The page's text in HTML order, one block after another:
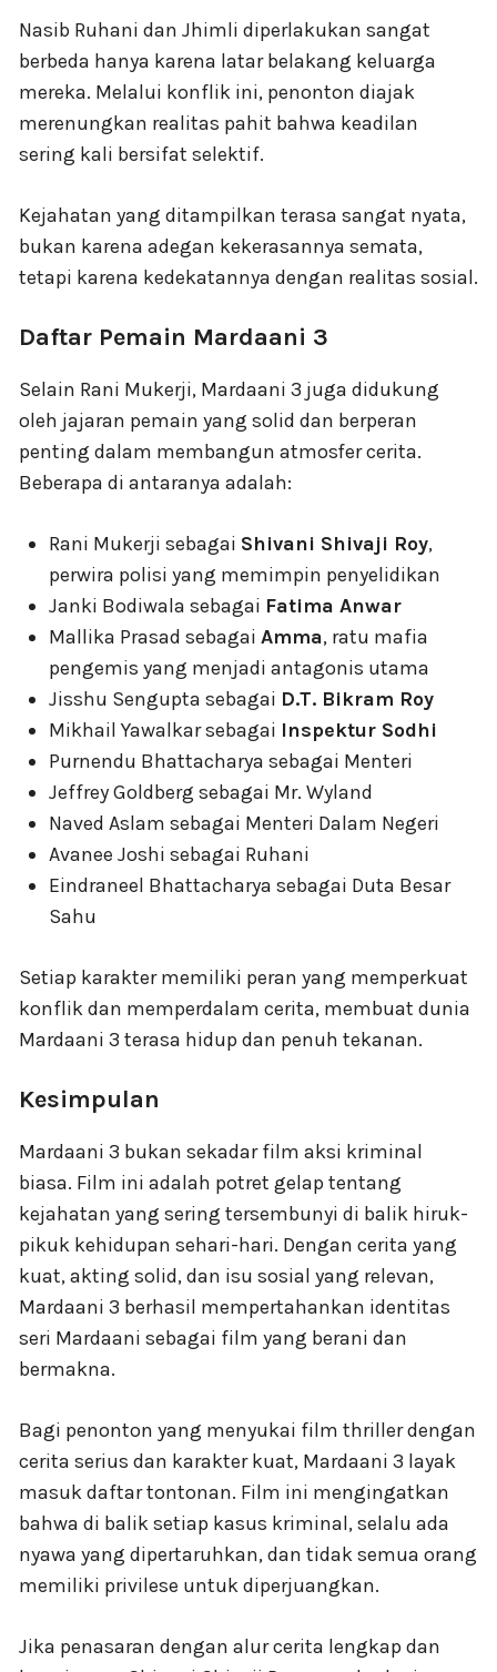
Nasib Ruhani dan Jhimli diperlakukan sangat
berbeda hanya karena latar belakang keluarga
mereka. Melalui konflik ini, penonton diajak
merenungkan realitas pahit bahwa keadilan
sering kali bersifat selektif.
Kejahatan yang ditampilkan terasa sangat nyata,
bukan karena adegan kekerasannya semata,
tetapi karena kedekatannya dengan realitas sosial.
Daftar Pemain Mardaani 3
Selain Rani Mukerji, Mardaani 3 juga didukung
oleh jajaran pemain yang solid dan berperan
penting dalam membangun atmosfer cerita.
Beberapa di antaranya adalah:
Rani Mukerji sebagai Shivani Shivaji Roy,
perwira polisi yang memimpin penyelidikan
Janki Bodiwala sebagai Fatima Anwar
Mallika Prasad sebagai Amma, ratu mafia
pengemis yang menjadi antagonis utama
Jisshu Sengupta sebagai D.T. Bikram Roy
Mikhail Yawalkar sebagai Inspektur Sodhi
Purnendu Bhattacharya sebagai Menteri
Jeffrey Goldberg sebagai Mr. Wyland
Naved Aslam sebagai Menteri Dalam Negeri
Avanee Joshi sebagai Ruhani
Eindraneel Bhattacharya sebagai Duta Besar
Sahu
Setiap karakter memiliki peran yang memperkuat
konflik dan memperdalam cerita, membuat dunia
Mardaani 3 terasa hidup dan penuh tekanan.
Kesimpulan
Mardaani 3 bukan sekadar film aksi kriminal
biasa. Film ini adalah potret gelap tentang
kejahatan yang sering tersembunyi di balik hiruk-
pikuk kehidupan sehari-hari. Dengan cerita yang
kuat, akting solid, dan isu sosial yang relevan,
Mardaani 3 berhasil mempertahankan identitas
seri Mardaani sebagai film yang berani dan
bermakna.
Bagi penonton yang menyukai film thriller dengan
cerita serius dan karakter kuat, Mardaani 3 layak
masuk daftar tontonan. Film ini mengingatkan
bahwa di balik setiap kasus kriminal, selalu ada
nyawa yang dipertaruhkan, dan tidak semua orang
memiliki privilese untuk diperjuangkan.
Jika penasaran dengan alur cerita lengkap dan